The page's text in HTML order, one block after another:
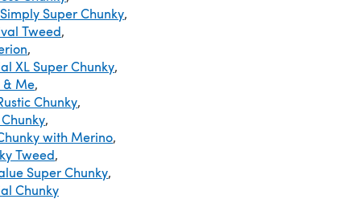
Super Chunky,
Tweed,
,
XL Super Chunky,
& Me,
Chunky,
,
with Merino,
Tweed,
Super Chunky,
Chunky